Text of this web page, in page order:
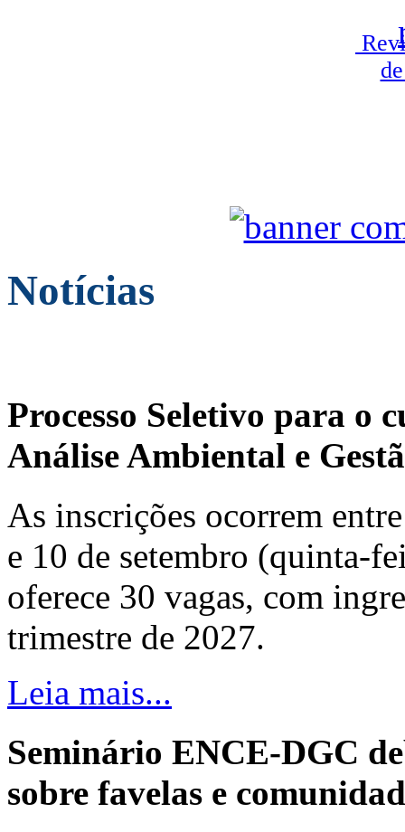
Notícias
Processo Seletivo para o
Análise Ambiental e
As inscrições ocorrem
e 10 de setembro (quinta-
oferece 30 vagas, com
trimestre de 2027.
Leia mais...
Seminário ENCE-DGC
sobre favelas e